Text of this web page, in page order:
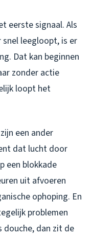
eerste signaal. Als
leegloopt, is er
Dat kan beginnen
zonder actie
loopt het
een ander
dat lucht door
een blokkade
uit afvoeren
ophoping. En
problemen
dan zit de